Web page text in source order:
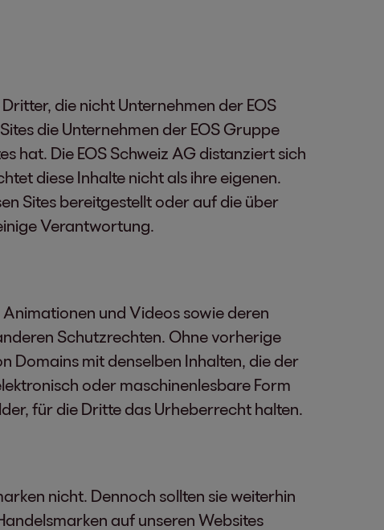
die nicht Unternehmen der EOS
die Unternehmen der EOS Gruppe
hat. Die EOS Schweiz AG distanziert sich
diese Inhalte nicht als ihre eigenen.
Sites bereitgestellt oder auf die über
Verantwortung.
und Videos sowie deren
Schutzrechten. Ohne vorherige
Domains mit denselben Inhalten, die der
oder maschinenlesbare Form
für die Dritte das Urheberrecht halten.
nicht. Dennoch sollten sie weiterhin
auf unseren Websites